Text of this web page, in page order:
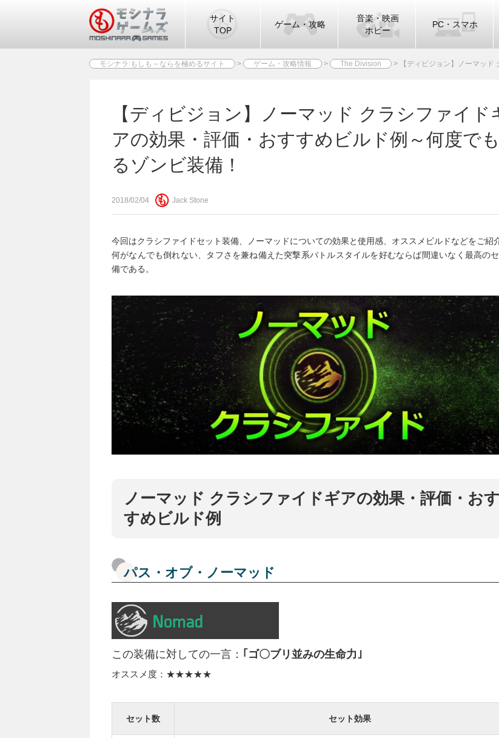
サイト
TOP
ゲーム・攻略
音楽・映画
ホビー
PC・スマホ
モシナラ:もしも～ならを極めるサイト > ゲーム・攻略情報 > The Division >
【ディビジョン】ノーマッ
【ディビジョン】ノーマッド クラシファイド
アの効果・評価・おすすめビルド例～何度で
るゾンビ装備！
2018/02/04 Jack Stone
今回はクラシファイドセット装備、ノーマッドについての効果と使用感、オススメビルドなどをご紹
何がなんでも倒れない、タフさを兼ね備えた突撃系バトルスタイルを好むならば間違いなく最高の
備である。
ノーマッド クラシファイドギアの効果・評価・おす
すめビルド例
パス・オブ・ノーマッド
この装備に対しての一言： ｢ゴ〇ブリ並みの生命力｣
オススメ度：★★★★★
セット数 セット効果